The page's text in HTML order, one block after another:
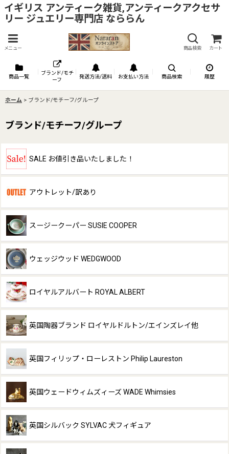
イギリス アンティーク雑貨,アンティークアクセサ
リー ジュエリー専門店 なららん
メニュー 商品検索 カート
商品一覧
ブランド/モチ
ーフ
発送方法/送料 お支払い方法 商品検索 履歴
ホーム > ブランド/モチーフ/グループ
ブランド/モチーフ/グループ
SALE お値引き品いたしました！
アウトレット/訳あり
スージークーパー SUSIE COOPER
ウェッジウッド WEDGWOOD
ロイヤルアルバート ROYAL ALBERT
英国陶器ブランド ロイヤルドルトン/エインズレイ他
英国フィリップ・ローレストン Philip Laureston
英国ウェードウィムズィーズ WADE Whimsies
英国シルバック SYLVAC 犬フィギュア